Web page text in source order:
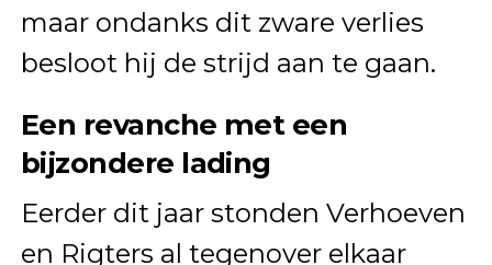
maar ondanks dit zware verlies
besloot hij de strijd aan te gaan.
Een revanche met een
bijzondere lading
Eerder dit jaar stonden Verhoeven
en Rigters al tegenover elkaar